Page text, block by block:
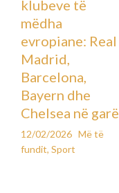
klubeve të
mëdha
evropiane: Real
Madrid,
Barcelona,
Bayern dhe
Chelsea në garë
12/02/2026 Më të
fundit, Sport